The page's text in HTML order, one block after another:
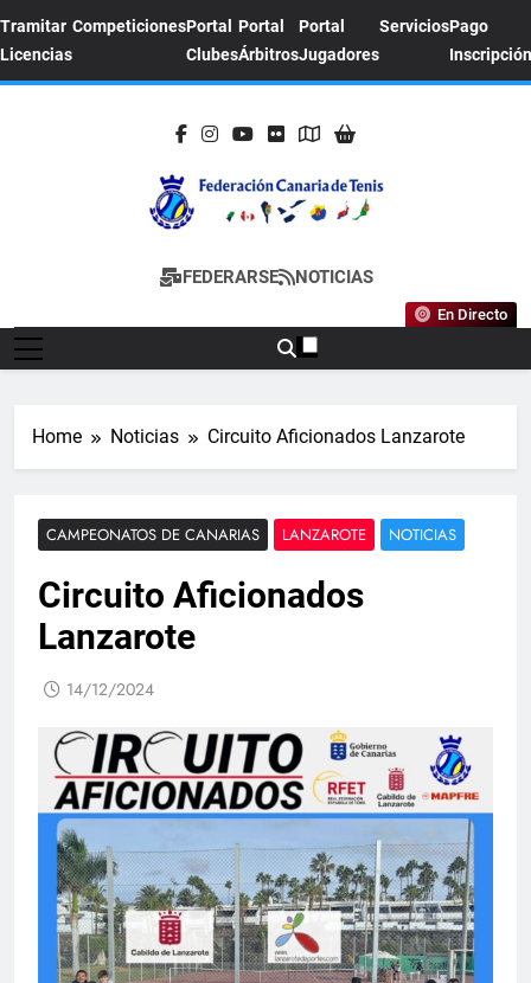
Tramitar
Licencias
CompeticionesPortal
Clubes
Portal
Árbitros
Portal
Jugadores
ServiciosPago
Inscripción
FEDERACION
CANARIA DE
TENIS
Sitio Oficial De La Federación Canaria De
FEDERARSE NOTICIAS
En Directo
Home Noticias Circuito Aficionados Lanzarote
CAMPEONATOS DE CANARIAS LANZAROTE NOTICIAS
Circuito Aficionados
Lanzarote
14/12/2024